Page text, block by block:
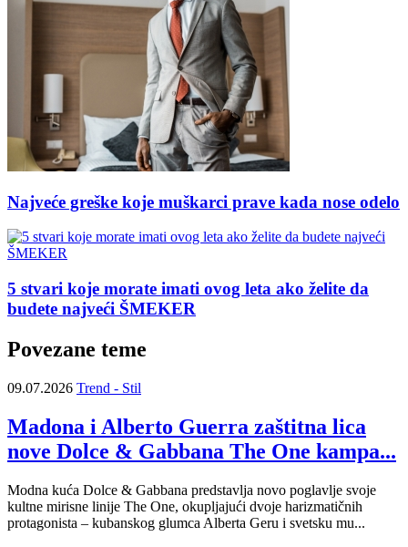
Najveće greške koje muškarci prave kada nose odelo
5 stvari koje morate imati ovog leta ako želite da
budete najveći ŠMEKER
Povezane teme
09.07.2026 Trend - Stil
Madona i Alberto Guerra zaštitna lica
nove Dolce & Gabbana The One kampa...
Modna kuća Dolce & Gabbana predstavlja novo poglavlje svoje
kultne mirisne linije The One, okupljajući dvoje harizmatičnih
protagonista – kubanskog glumca Alberta Geru i svetsku mu...